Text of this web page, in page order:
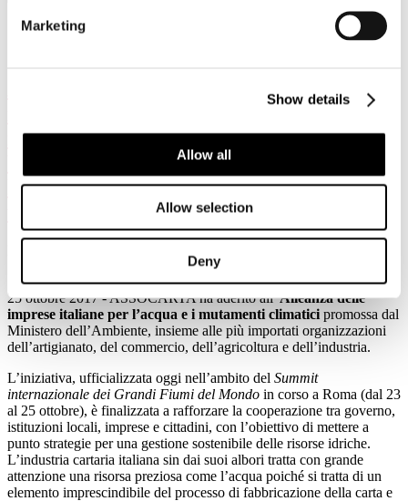
Marketing
Show details
Allow all
Allow selection
Deny
Comunicati stampa
Assocarta aderisce all'Alleanza delle
mutamenti climatici presentata oggi al
Water Summit di Roma. Le cartiere
hanno dimezzato l'utilizzo di acqua negli
ultimi trent'anni.
Pubblicato: 25 Ottobre 2017
25 ottobre 2017 - ASSOCARTA ha aderito all’Alleanza delle
imprese italiane per l’acqua e i mutamenti climatici promossa dal
Ministero dell’Ambiente, insieme alle più importati organizzazioni
dell’artigianato, del commercio, dell’agricoltura e dell’industria.
L’iniziativa, ufficializzata oggi nell’ambito del Summit
internazionale dei Grandi Fiumi del Mondo in corso a Roma (dal 23
al 25 ottobre), è finalizzata a rafforzare la cooperazione tra governo,
istituzioni locali, imprese e cittadini, con l’obiettivo di mettere a
punto strategie per una gestione sostenibile delle risorse idriche.
L’industria cartaria italiana sin dai suoi albori tratta con grande
attenzione una risorsa preziosa come l’acqua poiché si tratta di un
elemento imprescindibile del processo di fabbricazione della carta e